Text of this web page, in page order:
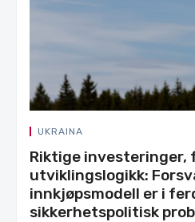
UKRAINA
Riktige investeringer,
utviklingslogikk:
innkjøpsmodell er i
sikkerhetspolitisk